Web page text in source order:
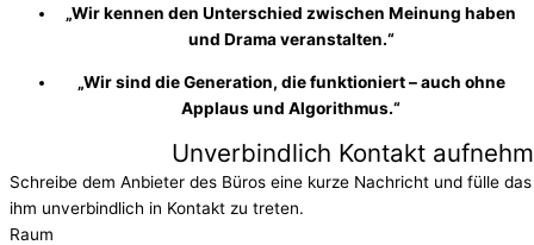
„Wir kennen den Unterschied zwischen Meinung haben
und Drama veranstalten.“
„Wir sind die Generation, die funktioniert – auch ohne
Applaus und Algorithmus.“
Unverbindlich Kontakt
Schreibe dem Anbieter des Büros eine kurze Nachricht und fülle
ihm unverbindlich in Kontakt zu treten.
Raum